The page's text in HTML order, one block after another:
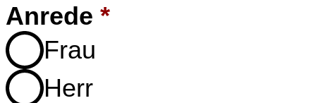
Anrede *
Frau
Herr